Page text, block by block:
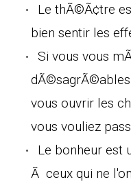
Le thÃ©Ã¢tre
bien sentir les
Si vous vous
vous ouvrir les
vous vouliez
Le bonheur est
Ã ceux qui ne